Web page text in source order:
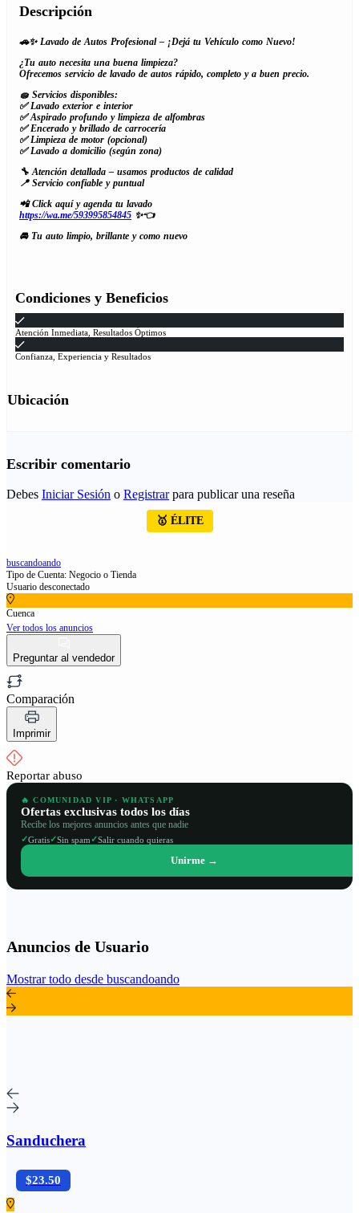
Descripción
🚗✨ Lavado de Autos Profesional – ¡Dejá tu Vehículo como Nuevo!
¿Tu auto necesita una buena limpieza?
Ofrecemos servicio de lavado de autos rápido, completo y a buen precio.
🧽 Servicios disponibles:
✅ Lavado exterior e interior
✅ Aspirado profundo y limpieza de alfombras
✅ Encerado y brillado de carrocería
✅ Limpieza de motor (opcional)
✅ Lavado a domicilio (según zona)
🔧 Atención detallada – usamos productos de calidad
📍 Servicio confiable y puntual
📲 Click aquí y agenda tu lavado
https://wa.me/593995854845 ✨👈
🚘 Tu auto limpio, brillante y como nuevo
Condiciones y Beneficios
Atención Inmediata, Resultados Óptimos
Confianza, Experiencia y Resultados
Ubicación
Escribir comentario
Debes Iniciar Sesión o Registrarpara publicar una reseña
🥇 ÉLITE
buscandoando
Tipo de Cuenta: Negocio o Tienda
Usuario desconectado
Cuenca
Ver todos los anuncios
Preguntar al vendedor
Comparación
Imprimir
Reportar abuso
🔥 COMUNIDAD VIP · WHATSAPP
Ofertas exclusivas todos los días
Recibe los mejores anuncios antes que nadie
✓Gratis✓Sin spam✓Salir cuando quieras
Unirme →
Anuncios de Usuario
Mostrar todo desde buscandoando
Sanduchera
$23.50